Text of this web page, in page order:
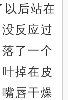
以后站在
反应过
了一个
掉在皮
唇干燥